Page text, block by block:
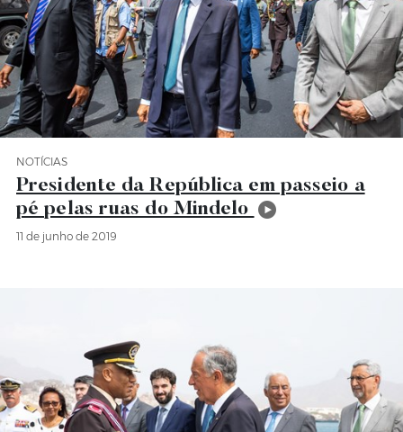
Categoria Notícias
NOTÍCIAS
Presidente da República em passeio a
pé pelas ruas do Mindelo
11 de junho de 2019